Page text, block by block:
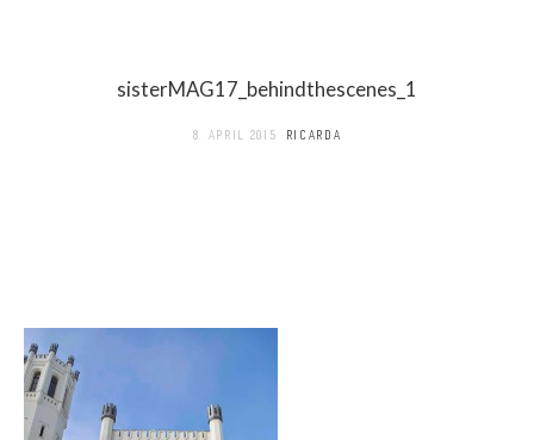
sisterMAG17_behindthescenes_1
8. APRIL 2015 RICARDA